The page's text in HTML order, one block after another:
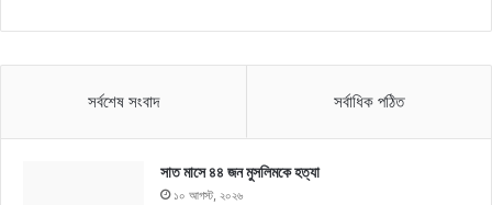
সর্বশেষ সংবাদ সর্বাধিক পঠিত
সাত মাসে ৪৪ জন মুসলিমকে হত্যা
১০ আগস্ট, ২০২৬